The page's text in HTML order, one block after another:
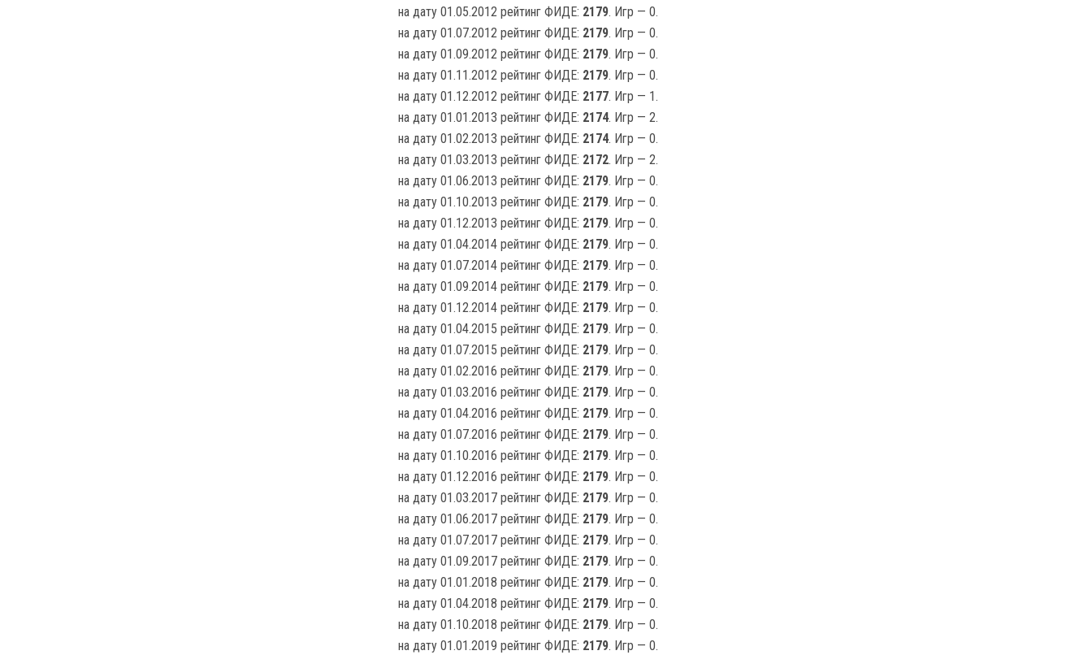
на дату 01.05.2012 рейтинг ФИДЕ: 2179. Игр — 0.
на дату 01.07.2012 рейтинг ФИДЕ: 2179. Игр — 0.
на дату 01.09.2012 рейтинг ФИДЕ: 2179. Игр — 0.
на дату 01.11.2012 рейтинг ФИДЕ: 2179. Игр — 0.
на дату 01.12.2012 рейтинг ФИДЕ: 2177. Игр — 1.
на дату 01.01.2013 рейтинг ФИДЕ: 2174. Игр — 2.
на дату 01.02.2013 рейтинг ФИДЕ: 2174. Игр — 0.
на дату 01.03.2013 рейтинг ФИДЕ: 2172. Игр — 2.
на дату 01.06.2013 рейтинг ФИДЕ: 2179. Игр — 0.
на дату 01.10.2013 рейтинг ФИДЕ: 2179. Игр — 0.
на дату 01.12.2013 рейтинг ФИДЕ: 2179. Игр — 0.
на дату 01.04.2014 рейтинг ФИДЕ: 2179. Игр — 0.
на дату 01.07.2014 рейтинг ФИДЕ: 2179. Игр — 0.
на дату 01.09.2014 рейтинг ФИДЕ: 2179. Игр — 0.
на дату 01.12.2014 рейтинг ФИДЕ: 2179. Игр — 0.
на дату 01.04.2015 рейтинг ФИДЕ: 2179. Игр — 0.
на дату 01.07.2015 рейтинг ФИДЕ: 2179. Игр — 0.
на дату 01.02.2016 рейтинг ФИДЕ: 2179. Игр — 0.
на дату 01.03.2016 рейтинг ФИДЕ: 2179. Игр — 0.
на дату 01.04.2016 рейтинг ФИДЕ: 2179. Игр — 0.
на дату 01.07.2016 рейтинг ФИДЕ: 2179. Игр — 0.
на дату 01.10.2016 рейтинг ФИДЕ: 2179. Игр — 0.
на дату 01.12.2016 рейтинг ФИДЕ: 2179. Игр — 0.
на дату 01.03.2017 рейтинг ФИДЕ: 2179. Игр — 0.
на дату 01.06.2017 рейтинг ФИДЕ: 2179. Игр — 0.
на дату 01.07.2017 рейтинг ФИДЕ: 2179. Игр — 0.
на дату 01.09.2017 рейтинг ФИДЕ: 2179. Игр — 0.
на дату 01.01.2018 рейтинг ФИДЕ: 2179. Игр — 0.
на дату 01.04.2018 рейтинг ФИДЕ: 2179. Игр — 0.
на дату 01.10.2018 рейтинг ФИДЕ: 2179. Игр — 0.
на дату 01.01.2019 рейтинг ФИДЕ: 2179. Игр — 0.